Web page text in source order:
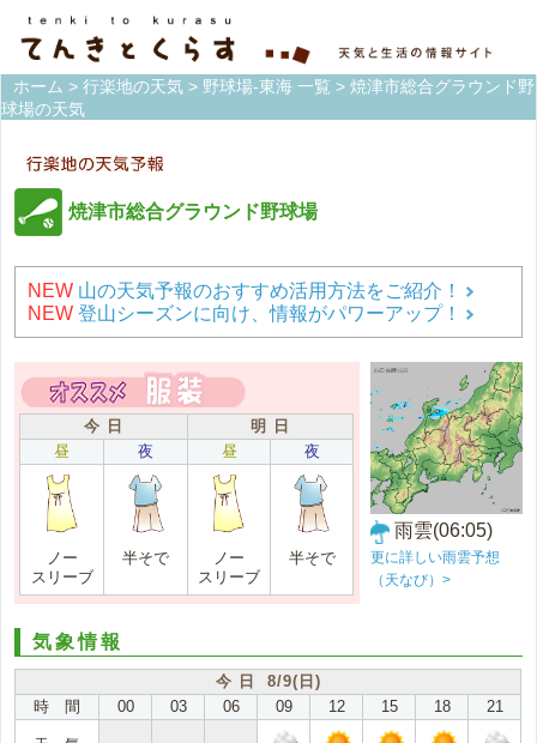
ホーム > 行楽地の天気 > 野球場-東海 一覧 > 焼津市総合グラウンド野
球場の天気
焼津市総合グラウンド野球場
NEW 山の天気予報のおすすめ活用方法をご紹介！
NEW 登山シーズンに向け、情報がパワーアップ！
今 日
明 日
昼
夜 昼 夜
ノー
スリーブ
半そで
ノー
スリーブ
半そで
雨雲(06:05)
更に詳しい雨雲予想
（天なび）>
気象情報
今 日 8/9(日)
時 間
00 03 06 09 12 15 18 21